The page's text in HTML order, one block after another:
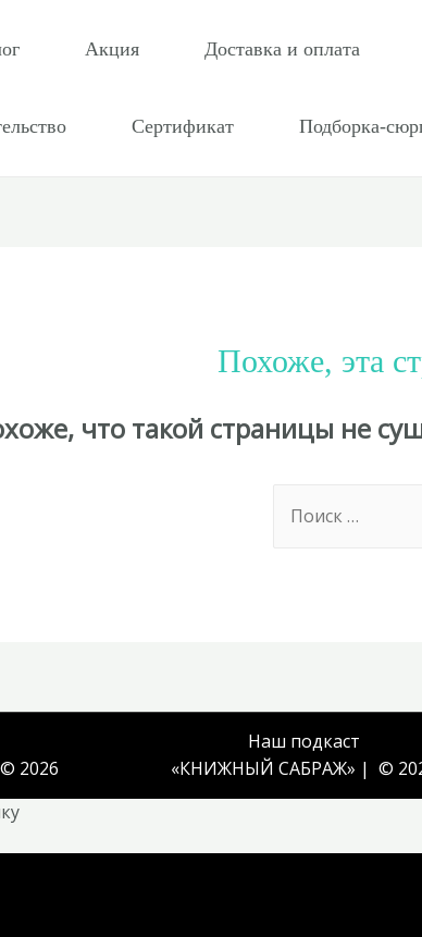
Акция Доставка и оплата
Сертификат Подборка-
Похоже, эта
что такой страницы не
for:
2026
Наш подкаст
«КНИЖНЫЙ САБРАЖ» | ©